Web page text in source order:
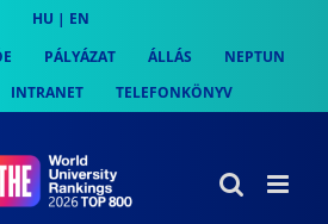
HU | EN
PÁLYÁZAT ÁLLÁS
NEPTUN
INTRANET TELEFONKÖNYV